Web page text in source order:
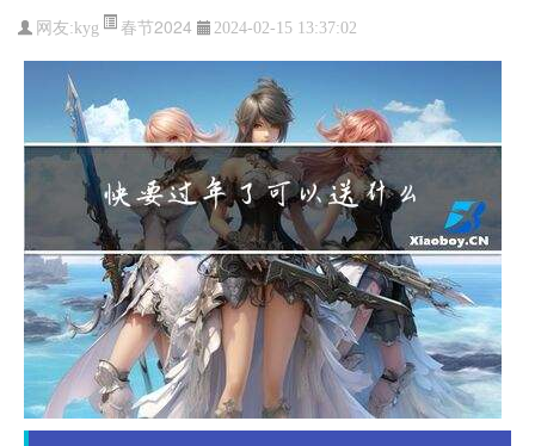
网友:kyg 春节2024 2024-02-15 13:37:02